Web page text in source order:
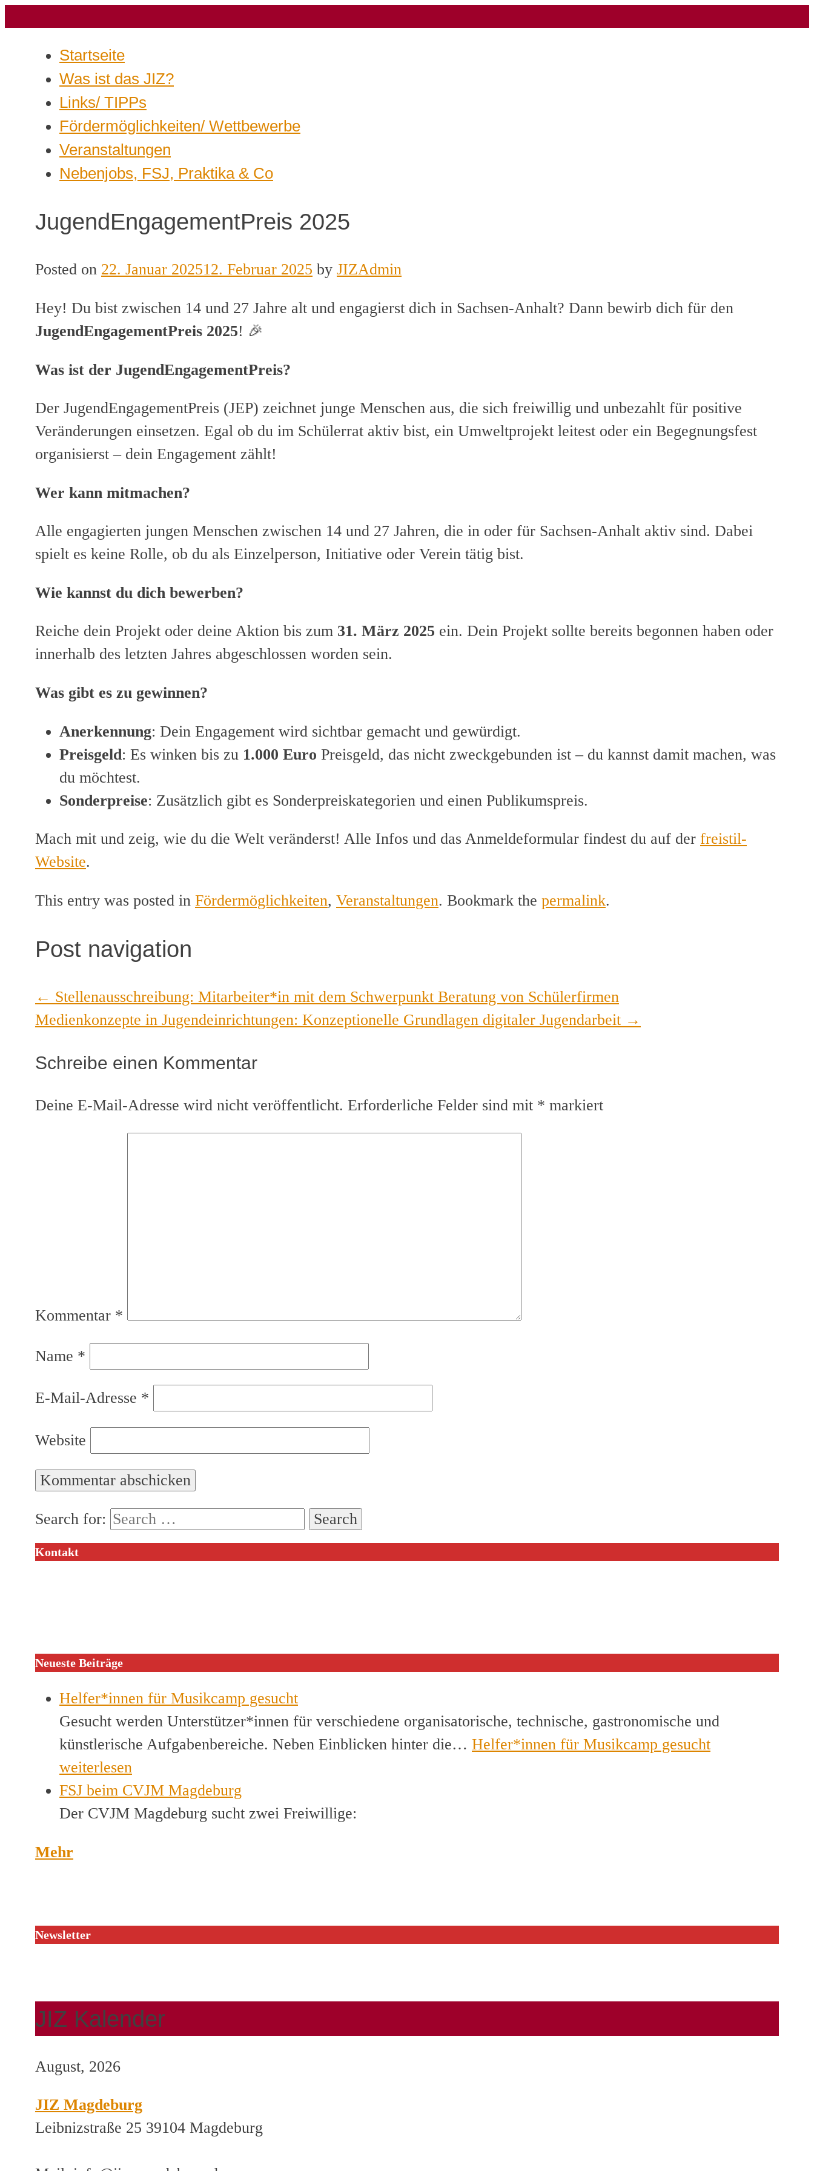
Startseite
Was ist das JIZ?
Links/ TIPPs
Fördermöglichkeiten/ Wettbewerbe
Veranstaltungen
Nebenjobs, FSJ, Praktika & Co
JugendEngagementPreis 2025
Posted on 22. Januar 202512. Februar 2025 by JIZAdmin
Hey! Du bist zwischen 14 und 27 Jahre alt und engagierst dich in Sachsen-Anhalt? Dann bewirb dich für den
JugendEngagementPreis 2025! 🎉
Was ist der JugendEngagementPreis?
Der JugendEngagementPreis (JEP) zeichnet junge Menschen aus, die sich freiwillig und unbezahlt für positive
Veränderungen einsetzen. Egal ob du im Schülerrat aktiv bist, ein Umweltprojekt leitest oder ein Begegnungsfest
organisierst – dein Engagement zählt!
Wer kann mitmachen?
Alle engagierten jungen Menschen zwischen 14 und 27 Jahren, die in oder für Sachsen-Anhalt aktiv sind. Dabei
spielt es keine Rolle, ob du als Einzelperson, Initiative oder Verein tätig bist.
Wie kannst du dich bewerben?
Reiche dein Projekt oder deine Aktion bis zum 31. März 2025 ein. Dein Projekt sollte bereits begonnen haben oder
innerhalb des letzten Jahres abgeschlossen worden sein.
Was gibt es zu gewinnen?
Anerkennung: Dein Engagement wird sichtbar gemacht und gewürdigt.
Preisgeld: Es winken bis zu 1.000 Euro Preisgeld, das nicht zweckgebunden ist – du kannst damit machen, was
du möchtest.
Sonderpreise: Zusätzlich gibt es Sonderpreiskategorien und einen Publikumspreis.
Mach mit und zeig, wie du die Welt veränderst! Alle Infos und das Anmeldeformular findest du auf der freistil-
Website.
This entry was posted in Fördermöglichkeiten, Veranstaltungen. Bookmark the permalink.
Post navigation
← Stellenausschreibung: Mitarbeiter*in mit dem Schwerpunkt Beratung von Schülerfirmen
Medienkonzepte in Jugendeinrichtungen: Konzeptionelle Grundlagen digitaler Jugendarbeit →
Schreibe einen Kommentar
Deine E-Mail-Adresse wird nicht veröffentlicht. Erforderliche Felder sind mit * markiert
Kommentar *
Name *
E-Mail-Adresse *
Website
Search for:
Kontakt
Neueste Beiträge
Helfer*innen für Musikcamp gesucht
Gesucht werden Unterstützer*innen für verschiedene organisatorische, technische, gastronomische und
künstlerische Aufgabenbereiche. Neben Einblicken hinter die… Helfer*innen für Musikcamp gesucht
weiterlesen
FSJ beim CVJM Magdeburg
Der CVJM Magdeburg sucht zwei Freiwillige:
Mehr
Newsletter
JIZ Kalender
August, 2026
JIZ Magdeburg
Leibnizstraße 25 39104 Magdeburg